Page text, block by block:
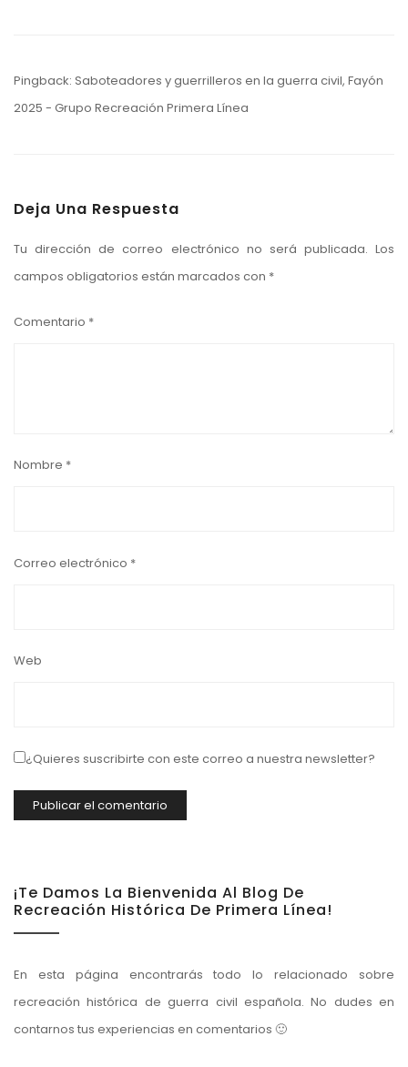
Pingback: Saboteadores y guerrilleros en la guerra civil, Fayón
2025 - Grupo Recreación Primera Línea
Deja Una Respuesta
Tu dirección de correo electrónico no será publicada. Los
campos obligatorios están marcados con *
Comentario *
Nombre *
Correo electrónico *
Web
¿Quieres suscribirte con este correo a nuestra newsletter?
¡Te Damos La Bienvenida Al Blog De
Recreación Histórica De Primera Línea!
En esta página encontrarás todo lo relacionado sobre
recreación histórica de guerra civil española. No dudes en
contarnos tus experiencias en comentarios 🙂